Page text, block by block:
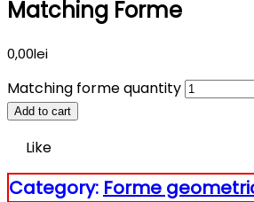
Matching Forme
0,00lei
Matching forme quantity
Add to cart
Like
Category: Forme